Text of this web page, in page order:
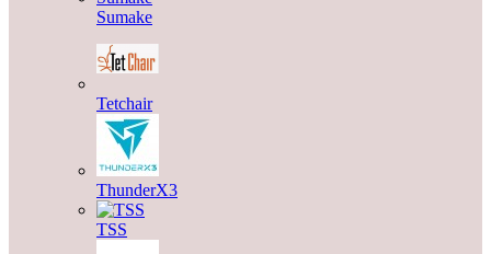
Sumake
Tetchair
ThunderX3
TSS